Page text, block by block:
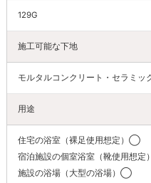
129G
施工可能な下地
モルタルコンクリート・セラミッ
用途
住宅の浴室（裸足使用想定）◯
宿泊施設の個室浴室（靴使用想
施設の浴場（大型の浴場）◯